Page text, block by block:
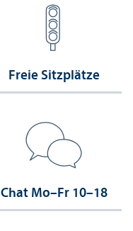
Freie Sitzplätze
Chat Mo–Fr 10–18